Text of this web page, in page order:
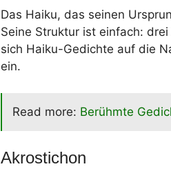
Das Haiku, das seinen
Seine Struktur ist einfach:
sich Haiku-Gedichte auf die
ein.
Read more: Berühmte
Akrostichon